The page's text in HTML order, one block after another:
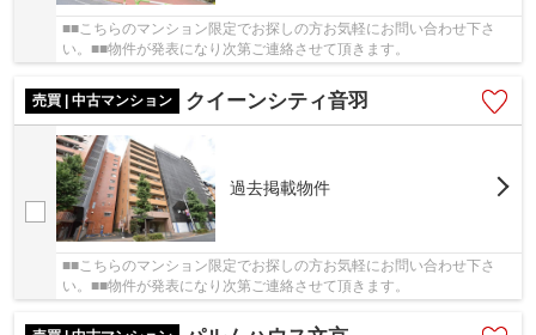
■■こちらのマンション限定でお探しの方お気軽にお問い合わせ下さ
い。■■物件が発表になり次第ご連絡させて頂きます。
売買 | 中古マンション クイーンシティ音羽
過去掲載物件
■■こちらのマンション限定でお探しの方お気軽にお問い合わせ下さ
い。■■物件が発表になり次第ご連絡させて頂きます。